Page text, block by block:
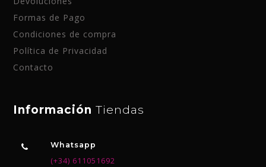
Formas de Pago
Condiciones de compra
Política de Privacidad
Contacto
InformaciónTiendas
Whatsapp
(+34) 611051692